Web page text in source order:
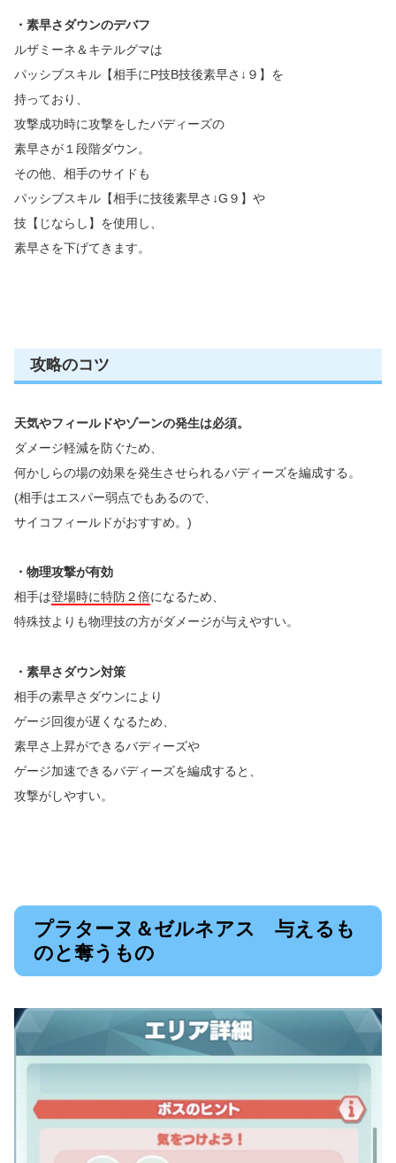
・素早さダウンのデバフ
ルザミーネ＆キテルグマは
パッシブスキル【相手にP技B技後素早さ↓９】を
持っており、
攻撃成功時に攻撃をしたバディーズの
素早さが１段階ダウン。
その他、相手のサイドも
パッシブスキル【相手に技後素早さ↓G９】や
技【じならし】を使用し、
素早さを下げてきます。
攻略のコツ
天気やフィールドやゾーンの発生は必須。
ダメージ軽減を防ぐため、
何かしらの場の効果を発生させられるバディーズを編成する。
(相手はエスパー弱点でもあるので、
サイコフィールドがおすすめ。)
・物理攻撃が有効
相手は登場時に特防２倍になるため、
特殊技よりも物理技の方がダメージが与えやすい。
・素早さダウン対策
相手の素早さダウンにより
ゲージ回復が遅くなるため、
素早さ上昇ができるバディーズや
ゲージ加速できるバディーズを編成すると、
攻撃がしやすい。
プラターヌ＆ゼルネアス 与えるも
のと奪うもの